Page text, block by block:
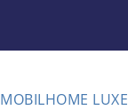
MOBILHOME LUXE